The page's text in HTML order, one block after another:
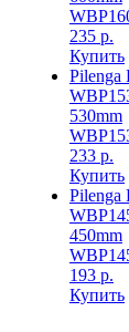
235 р.
Купить
Pilenga
530mm
233 р.
Купить
Pilenga
450mm
193 р.
Купить